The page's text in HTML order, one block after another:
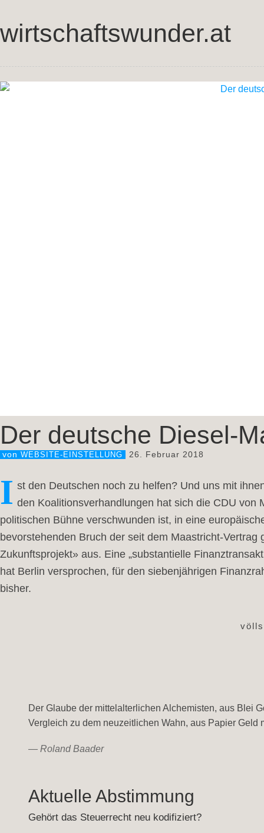
wirtschaftswunder.at
Der deutsche Diesel-
von WEBSITE-EINSTELLUNG 26. Februar 2018
I st den Deutschen noch zu helfen? Und uns mit
den Koalitionsverhandlungen hat sich die CDU
politischen Bühne verschwunden ist, in eine
bevorstehenden Bruch der seit dem Maastricht-
Zukunftsprojekt» aus. Eine „substantielle
hat Berlin versprochen, für den siebenjährigen
bisher.
Der Glaube der mittelalterlichen Alchemisten, aus Blei
Vergleich zu dem neuzeitlichen Wahn, aus Papier Geld
— Roland Baader
Aktuelle Abstimmung
Gehört das Steuerrecht neu kodifiziert?